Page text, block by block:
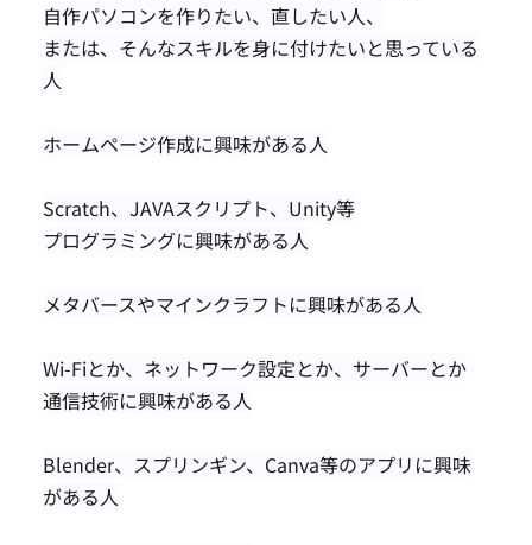
自作パソコンを作りたい、直したい人、
または、そんなスキルを身に付けたいと思っている
人
ホームページ作成に興味がある人
Scratch、JAVAスクリプト、Unity等
プログラミングに興味がある人
メタバースやマインクラフトに興味がある人
Wi-Fiとか、ネットワーク設定とか、サーバーとか
通信技術に興味がある人
Blender、スプリンギン、Canva等のアプリに興味
がある人